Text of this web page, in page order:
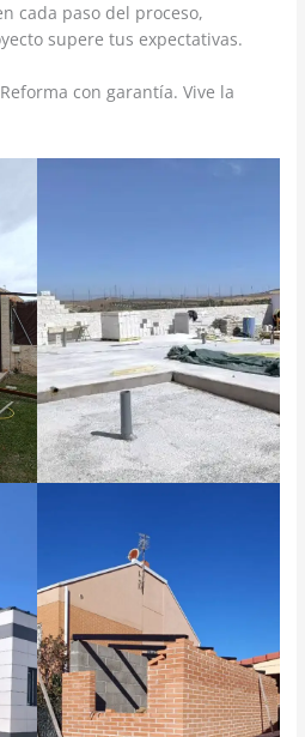
cada paso del proceso,
supere tus expectativas.
con garantía. Vive la